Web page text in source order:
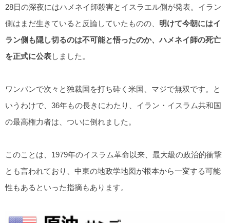
28日の深夜にはハメネイ師殺害とイスラエル側が発表。イラン
側はまだ生きていると反論していたものの、 明けて今朝にはイ
ラン側も隠し切るのは不可能と悟ったのか、ハメネイ師の死亡
を正式に公表しました。
ワンパンで次々と独裁国を打ち砕く米国、マジで無双です。と
いうわけで、36年もの長きにわたり、イラン・イスラム共和国
の最高権力者は、ついに倒れました。
このことは、1979年のイスラム革命以来、最大級の政治的衝撃
とも言われており、中東の地政学地図が根本から一変する可能
性もあるといった指摘もあります。